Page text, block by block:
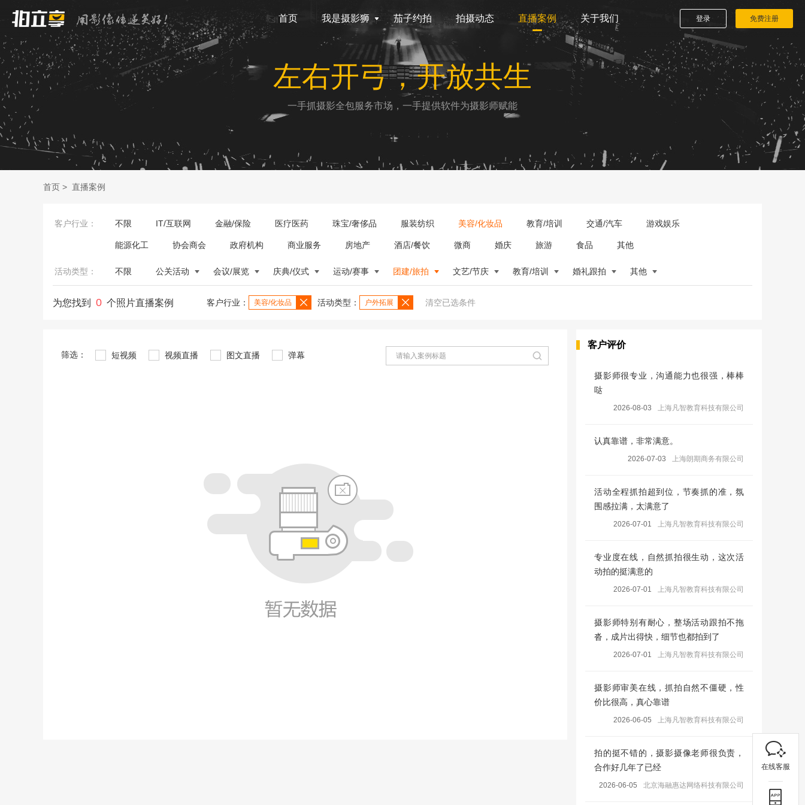
首页 我是摄影狮 茄子约拍 拍摄动态 直播案例 关于我们 登录 免费注册
左右开弓，开放共生
一手抓摄影全包服务市场，一手提供软件为摄影师赋能
首页 > 直播案例
客户行业： 不限 IT/互联网 金融/保险 医疗医药 珠宝/奢侈品 服装纺织 美容/化妆品 教育/培训 交通/汽车 游戏娱乐
能源化工 协会商会 政府机构 商业服务 房地产 酒店/餐饮 微商 婚庆 旅游 食品 其他
活动类型： 不限 公关活动 会议/展览 庆典/仪式 运动/赛事 团建/旅拍 文艺/节庆 教育/培训 婚礼跟拍 其他
为您找到 0 个照片直播案例 客户行业： 美容/化妆品 活动类型： 户外拓展 清空已选条件
筛选： 短视频 视频直播 图文直播 弹幕
客户评价
摄影师很专业，沟通能力也很强，棒棒
哒
2026-08-03 上海凡智教育科技有限公司
认真靠谱，非常满意。
2026-07-03 上海朗期商务有限公司
活动全程抓拍超到位，节奏抓的准，氛
围感拉满，太满意了
2026-07-01 上海凡智教育科技有限公司
专业度在线，自然抓拍很生动，这次活
动拍的挺满意的
2026-07-01 上海凡智教育科技有限公司
摄影师特别有耐心，整场活动跟拍不拖
沓，成片出得快，细节也都拍到了
2026-07-01 上海凡智教育科技有限公司
摄影师审美在线，抓拍自然不僵硬，性
价比很高，真心靠谱
2026-06-05 上海凡智教育科技有限公司
拍的挺不错的，摄影摄像老师很负责，
合作好几年了已经
2026-06-05 北京海融惠达网络科技有限公司
在线客服